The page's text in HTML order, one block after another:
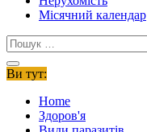
Місячний календар
Пошук:
Ви тут:
Home
Здоров'я